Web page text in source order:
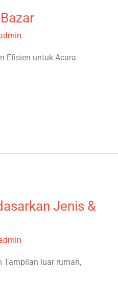
Efisien untuk Acara
Jenis &
Tampilan luar rumah,